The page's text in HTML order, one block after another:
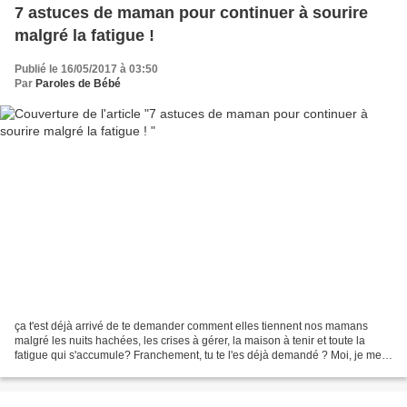
7 astuces de maman pour continuer à sourire
malgré la fatigue !
Publié le 16/05/2017 à 03:50
Par Paroles de Bébé
ça t'est déjà arrivé de te demander comment elles tiennent nos mamans
malgré les nuits hachées, les crises à gérer, la maison à tenir et toute la
fatigue qui s'accumule? Franchement, tu te l'es déjà demandé ? Moi, je me